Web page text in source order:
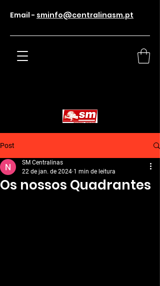
Email - sminfo@centralinasm.pt
Post
Os nossos Quadrantes
SM Centralinas
22 de jan. de 2024 1 min de leitura